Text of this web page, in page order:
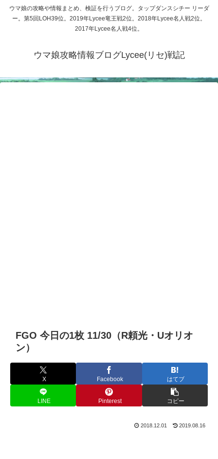
ウマ娘の攻略や情報まとめ、検証を行うブログ。タップダンスシチー リーダ
ー。第5回LOH39位。2019年Lycee竜王戦2位。2018年Lycee名人戦2位。
2017年Lycee名人戦4位。
ウマ娘攻略情報ブログLycee(リセ)戦記
FGO 今日の1枚 11/30（R頼光・Uオリオ
ン）
X Facebook はてブ
LINE Pinterest コピー
2018.12.01 2019.08.16